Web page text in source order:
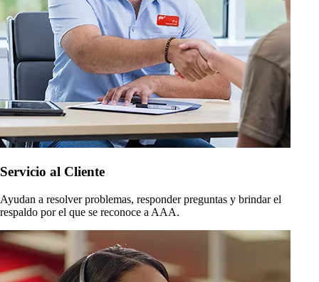
Servicio al Cliente
Ayudan a resolver problemas, responder preguntas y brindar el
respaldo por el que se reconoce a AAA.